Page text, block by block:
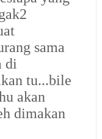
sama
di
tu...bile
akan
dimakan